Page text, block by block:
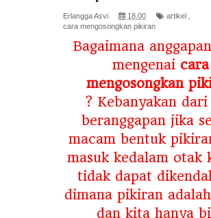
Erlangga Asvi 18.00 artikel
cara mengosongkan pikiran
Bagaimana
mengenai cara
mengosongkan
? Kebanyakan
beranggapan jika
macam bentuk
masuk kedalam otak
tidak dapat
dimana pikiran
dan kita hanya